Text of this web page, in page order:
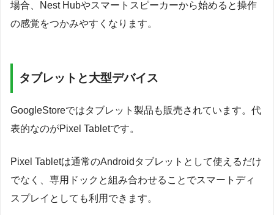
場合、Nest Hubやスマートスピーカーから始めると操作
の感覚をつかみやすくなります。
タブレットと大型デバイス
GoogleStoreではタブレット製品も販売されています。代
表的なのがPixel Tabletです。
Pixel Tabletは通常のAndroidタブレットとして使えるだけ
でなく、専用ドックと組み合わせることでスマートディ
スプレイとしても利用できます。